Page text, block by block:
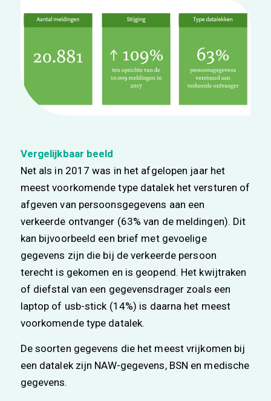
Vergelijkbaar beeld
Net als in 2017 was in het afgelopen jaar het
meest voorkomende type datalek het versturen of
afgeven van persoonsgegevens aan een
verkeerde ontvanger (63% van de meldingen). Dit
kan bijvoorbeeld een brief met gevoelige
gegevens zijn die bij de verkeerde persoon
terecht is gekomen en is geopend. Het kwijtraken
of diefstal van een gegevensdrager zoals een
laptop of usb-stick (14%) is daarna het meest
voorkomende type datalek.
De soorten gegevens die het meest vrijkomen bij
een datalek zijn NAW-gegevens, BSN en medische
gegevens.